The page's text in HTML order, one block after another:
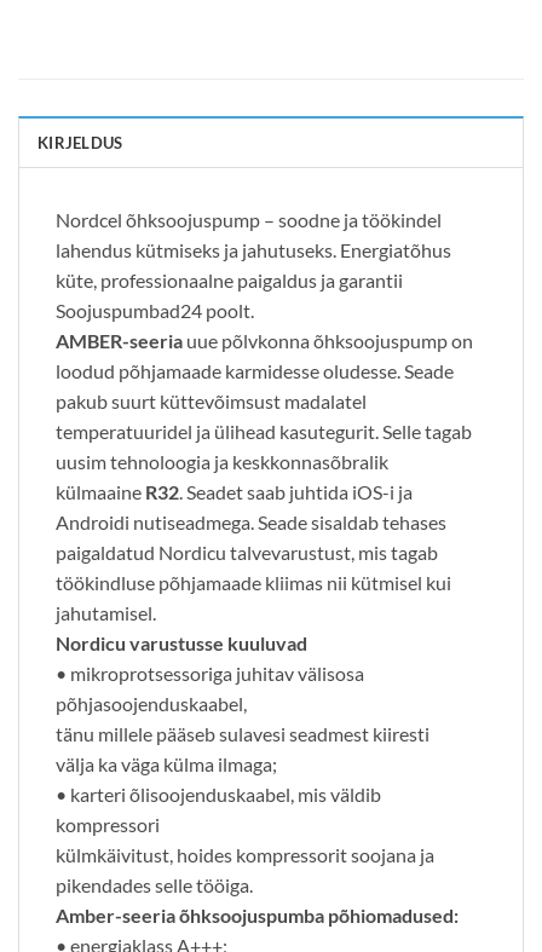
KIRJELDUS
Nordcel õhksoojuspump – soodne ja töökindel
lahendus kütmiseks ja jahutuseks. Energiatõhus
küte, professionaalne paigaldus ja garantii
Soojuspumbad24 poolt.
AMBER-seeria uue põlvkonna õhksoojuspump on
loodud põhjamaade karmidesse oludesse. Seade
pakub suurt küttevõimsust madalatel
temperatuuridel ja ülihead kasutegurit. Selle tagab
uusim tehnoloogia ja keskkonnasõbralik
külmaaine R32 . Seadet saab juhtida iOS-i ja
Androidi nutiseadmega. ​Seade sisaldab tehases
paigaldatud Nordicu talvevarustust, mis tagab
töökindluse põhjamaade kliimas nii kütmisel kui
jahutamisel.
Nordicu varustusse kuuluvad
• mikroprotsessoriga juhitav välisosa
põhjasoojenduskaabel,
tänu millele pääseb sulavesi seadmest kiiresti
välja ka väga külma ilmaga;
• karteri õlisoojenduskaabel, mis väldib
kompressori
külmkäivitust, hoides kompressorit soojana ja
pikendades selle tööiga.
Amber-seeria õhksoojuspumba põhiomadused:
• energiaklass A+++;